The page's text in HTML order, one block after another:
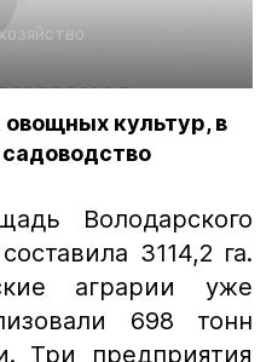
культур, в
Володарского
3114,2 га.
аграрии уже
698 тонн
Три предприятия